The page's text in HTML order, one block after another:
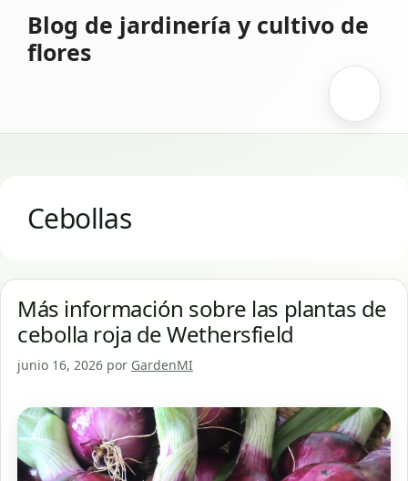
contenido
Blog de jardinería y cultivo de
flores
Cebollas
Más información sobre las plantas de
cebolla roja de Wethersfield
junio 16, 2026 por GardenMI